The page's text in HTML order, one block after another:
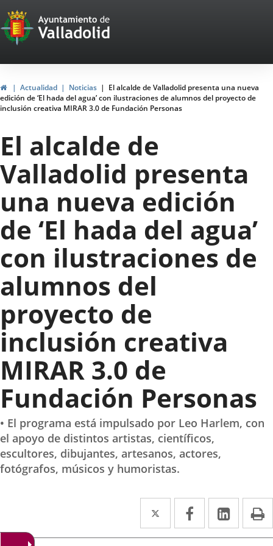
Portal
Web
del
Ayuntamiento
de
Valladolid
HomeActualidad Noticias
El alcalde de Valladolid presenta una nueva
edición de ‘El hada del agua’ con ilustraciones de alumnos del proyecto de
inclusión creativa MIRAR 3.0 de Fundación Personas
El alcalde de
Valladolid presenta
una nueva edición
de ‘El hada del agua’
con ilustraciones de
alumnos del
proyecto de
inclusión creativa
MIRAR 3.0 de
Fundación Personas
• El programa está impulsado por Leo Harlem, con
el apoyo de distintos artistas, científicos,
escultores, dibujantes, artesanos, actores,
fotógrafos, músicos y humoristas.
Twitter
Enlace
a
Facebook
Enlace
a
Enlace
a